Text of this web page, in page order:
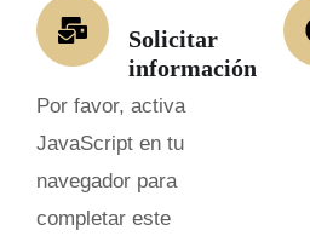
Solicitar
información
Por favor, activa
JavaScript en tu
navegador para
completar este